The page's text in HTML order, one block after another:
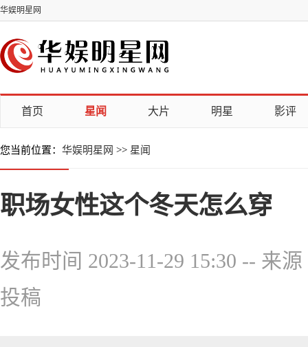
华娱明星网
首页 星闻 大片 明星 影评
您当前位置： 华娱明星网 >> 星闻
职场女性这个冬天怎么穿
发布时间 2023-11-29 15:30 -- 来
投稿